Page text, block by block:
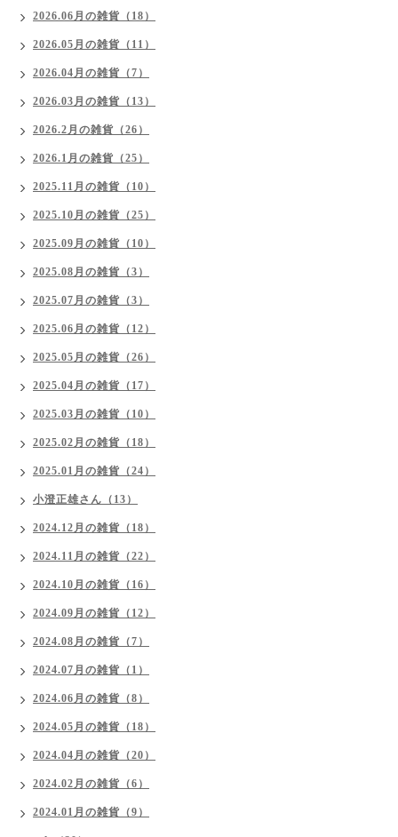
2026.06月の雑貨（18）
2026.05月の雑貨（11）
2026.04月の雑貨（7）
2026.03月の雑貨（13）
2026.2月の雑貨（26）
2026.1月の雑貨（25）
2025.11月の雑貨（10）
2025.10月の雑貨（25）
2025.09月の雑貨（10）
2025.08月の雑貨（3）
2025.07月の雑貨（3）
2025.06月の雑貨（12）
2025.05月の雑貨（26）
2025.04月の雑貨（17）
2025.03月の雑貨（10）
2025.02月の雑貨（18）
2025.01月の雑貨（24）
小澄正雄さん（13）
2024.12月の雑貨（18）
2024.11月の雑貨（22）
2024.10月の雑貨（16）
2024.09月の雑貨（12）
2024.08月の雑貨（7）
2024.07月の雑貨（1）
2024.06月の雑貨（8）
2024.05月の雑貨（18）
2024.04月の雑貨（20）
2024.02月の雑貨（6）
2024.01月の雑貨（9）